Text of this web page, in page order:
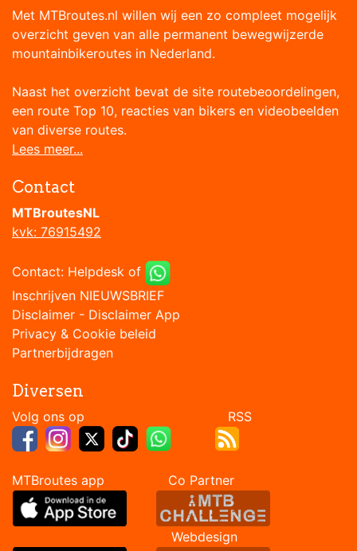
Met MTBroutes.nl willen wij een zo compleet mogelijk
overzicht geven van alle permanent bewegwijzerde
mountainbikeroutes in Nederland.
Naast het overzicht bevat de site routebeoordelingen,
een route Top 10, reacties van bikers en videobeelden
van diverse routes.
Lees meer...
Contact
MTBroutesNL
kvk: 76915492
Contact: Helpdesk of
Inschrijven NIEUWSBRIEF
Disclaimer - Disclaimer App
Privacy & Cookie beleid
Partnerbijdragen
Diversen
Volg ons op RSS
MTBroutes app Co Partner
Webdesign